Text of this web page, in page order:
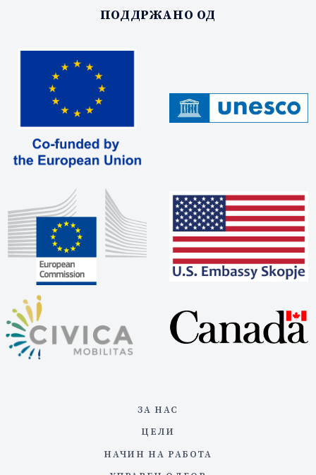
ПОДДРЖАНО ОД
ЗА НАС
ЦЕЛИ
НАЧИН НА РАБОТА